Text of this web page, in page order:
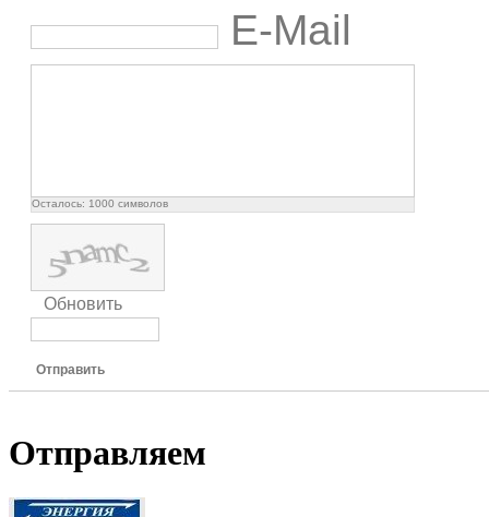
E-Mail
Осталось: 1000 символов
Обновить
Отправить
Отправляем